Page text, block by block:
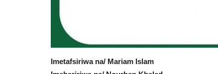
Imetafsiriwa na/ Mariam Islam